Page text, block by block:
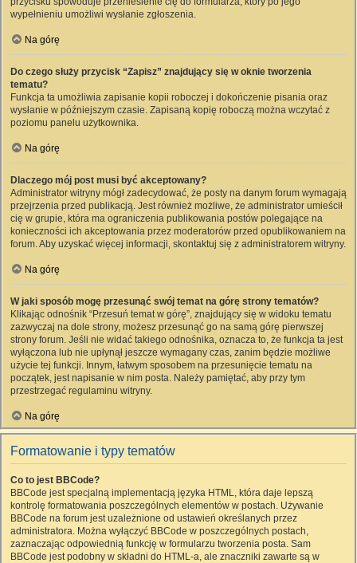
wypełnieniu umożliwi wysłanie zgłoszenia.
Na górę
Do czego służy przycisk “Zapisz” znajdujący się w oknie tworzenia
tematu?
Funkcja ta umożliwia zapisanie kopii roboczej i dokończenie pisania oraz
wysłanie w późniejszym czasie. Zapisaną kopię roboczą można wczytać z
poziomu panelu użytkownika.
Na górę
Dlaczego mój post musi być akceptowany?
Administrator witryny mógł zadecydować, że posty na danym forum wymagają
przejrzenia przed publikacją. Jest również możliwe, że administrator umieścił
cię w grupie, która ma ograniczenia publikowania postów polegające na
konieczności ich akceptowania przez moderatorów przed opublikowaniem na
forum. Aby uzyskać więcej informacji, skontaktuj się z administratorem witryny.
Na górę
W jaki sposób mogę przesunąć swój temat na górę strony tematów?
Klikając odnośnik “Przesuń temat w górę”, znajdujący się w widoku tematu
zazwyczaj na dole strony, możesz przesunąć go na samą górę pierwszej
strony forum. Jeśli nie widać takiego odnośnika, oznacza to, że funkcja ta jest
wyłączona lub nie upłynął jeszcze wymagany czas, zanim będzie możliwe
użycie tej funkcji. Innym, łatwym sposobem na przesunięcie tematu na
początek, jest napisanie w nim posta. Należy pamiętać, aby przy tym
przestrzegać regulaminu witryny.
Na górę
Formatowanie i typy tematów
Co to jest BBCode?
BBCode jest specjalną implementacją języka HTML, która daje lepszą
kontrolę formatowania poszczególnych elementów w postach. Używanie
BBCode na forum jest uzależnione od ustawień określanych przez
administratora. Można wyłączyć BBCode w poszczególnych postach,
zaznaczając odpowiednią funkcję w formularzu tworzenia posta. Sam
BBCode jest podobny w składni do HTML-a, ale znaczniki zawarte są w